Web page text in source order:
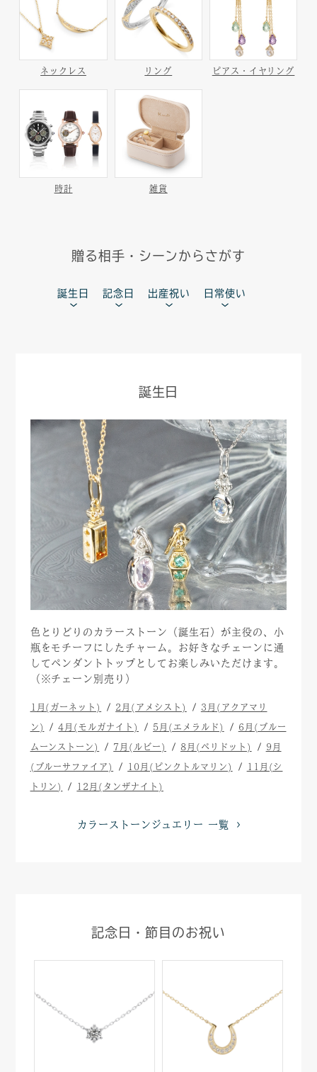
ネックレス リング ピアス・イヤリング
時計 雑貨
贈る相手・シーンからさがす
誕生日 記念日 出産祝い 日常使い
誕生日
色とりどりのカラーストーン（誕生石）が主役の、小
瓶をモチーフにしたチャーム。お好きなチェーンに通
してペンダントトップとしてお楽しみいただけます。
（※チェーン別売り）
1月(ガーネット) 2月(アメシスト) 3月(アクアマリ
ン) 4月(モルガナイト) 5月(エメラルド) 6月(ブルー
ムーンストーン) 7月(ルビー) 8月(ペリドット) 9月
(ブルーサファイア) 10月(ピンクトルマリン) 11月(シ
トリン) 12月(タンザナイト)
カラーストーンジュエリー 一覧
記念日・節目のお祝い